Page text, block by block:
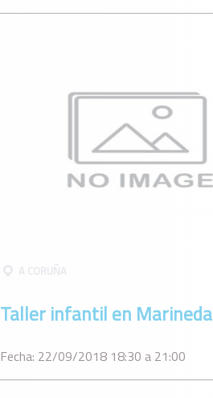
A CORUÑA
Taller infantil en Marineda
Fecha: 22/09/2018 18:30 a 21:00